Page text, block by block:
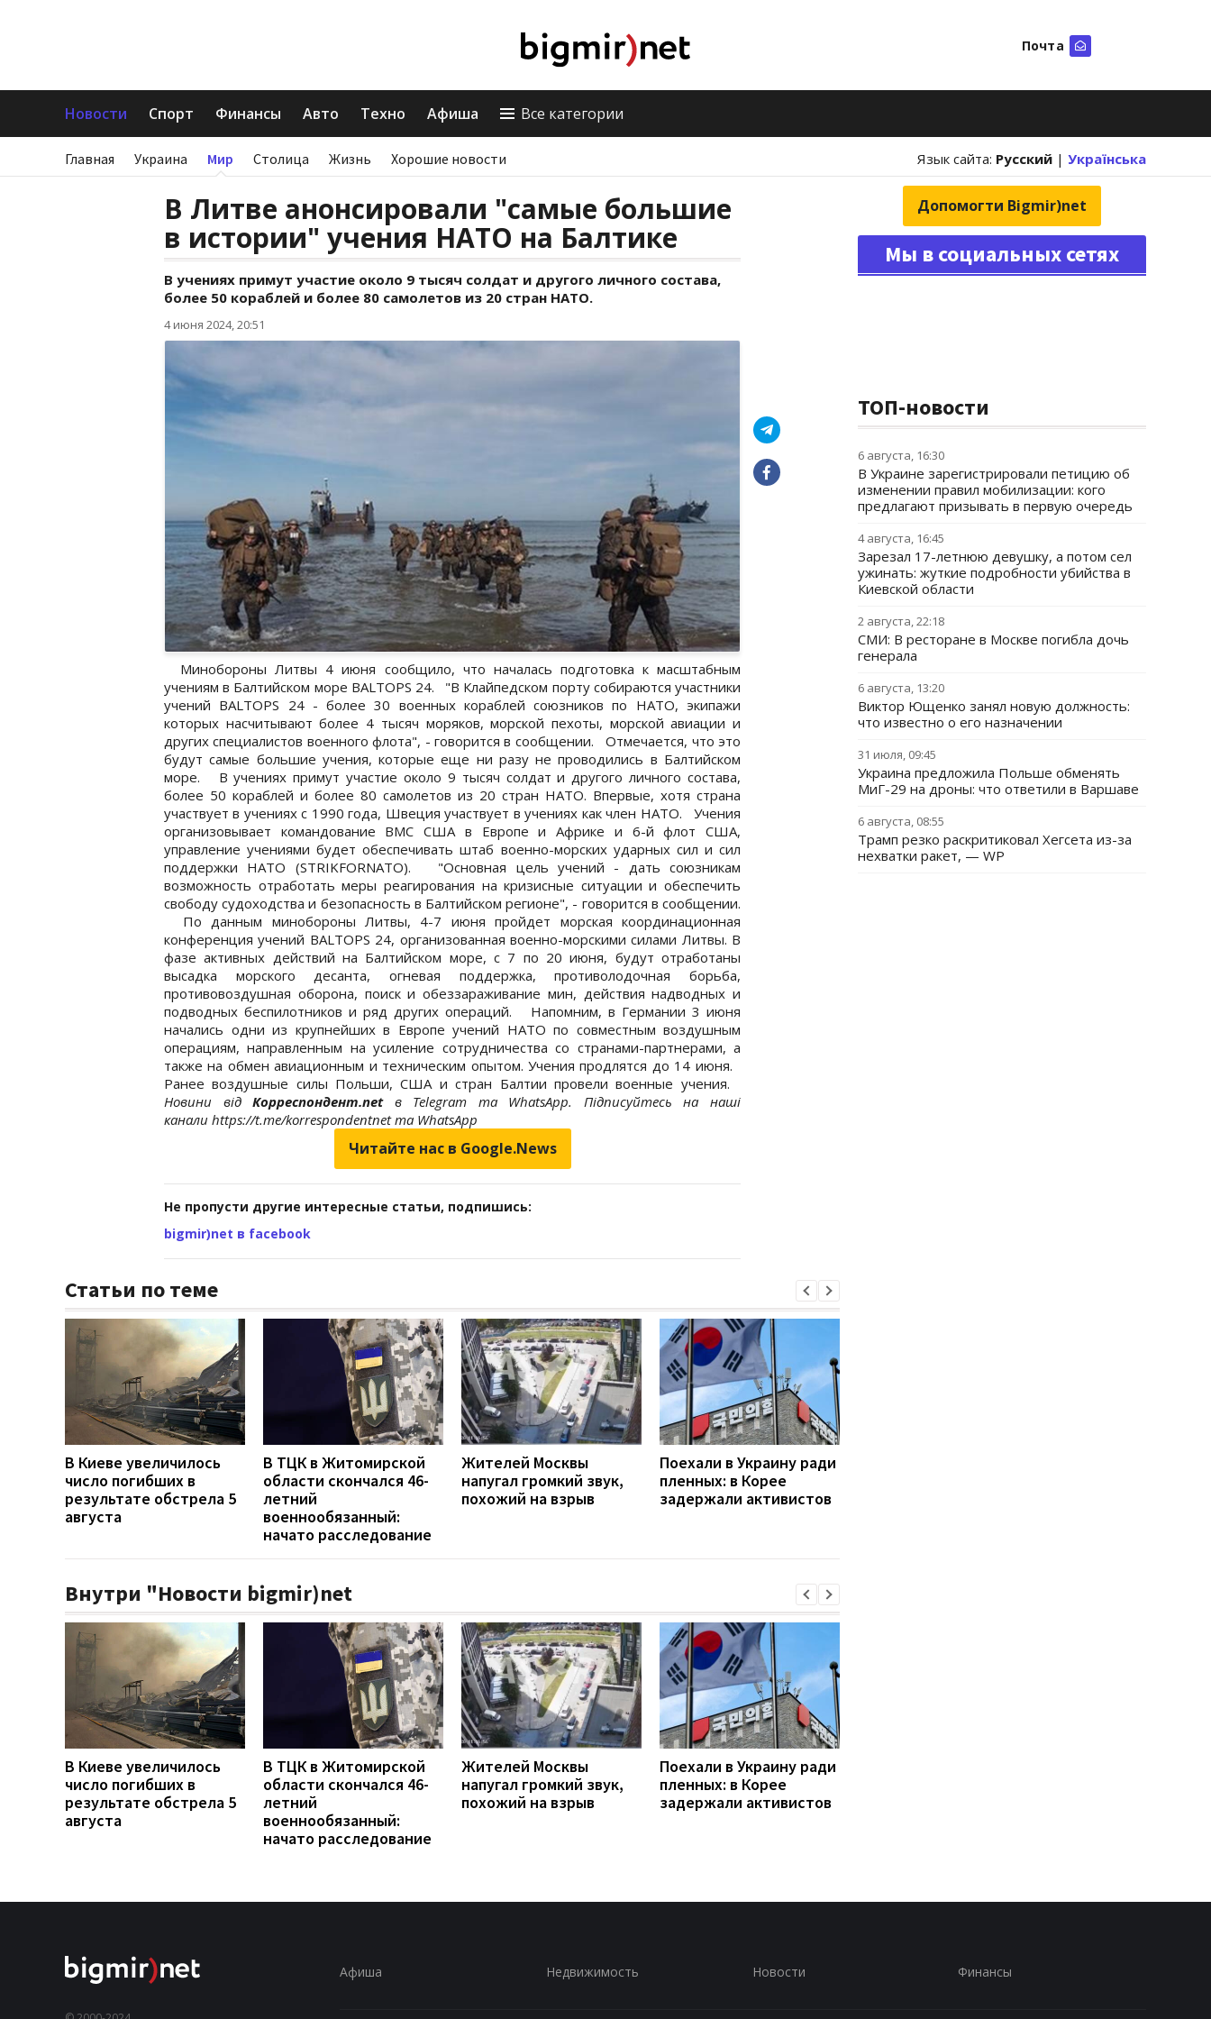
Почта
Новости Спорт Финансы Авто Техно Афиша Все категории
Главная Украина Мир Столица Жизнь Хорошие новости Язык сайта: Русский | Українська
В Литве анонсировали "самые большие
в истории" учения НАТО на Балтике
В учениях примут участие около 9 тысяч солдат и другого личного состава,
более 50 кораблей и более 80 самолетов из 20 стран НАТО.
4 июня 2024, 20:51
Минобороны Литвы 4 июня сообщило, что началась подготовка к масштабным
учениям в Балтийском море BALTOPS 24. "В Клайпедском порту собираются участники
учений BALTOPS 24 - более 30 военных кораблей союзников по НАТО, экипажи
которых насчитывают более 4 тысяч моряков, морской пехоты, морской авиации и
других специалистов военного флота", - говорится в сообщении. Отмечается, что это
будут самые большие учения, которые еще ни разу не проводились в Балтийском
море. В учениях примут участие около 9 тысяч солдат и другого личного состава,
более 50 кораблей и более 80 самолетов из 20 стран НАТО. Впервые, хотя страна
участвует в учениях с 1990 года, Швеция участвует в учениях как член НАТО. Учения
организовывает командование ВМС США в Европе и Африке и 6-й флот США,
управление учениями будет обеспечивать штаб военно-морских ударных сил и сил
поддержки НАТО (STRIKFORNATO). "Основная цель учений - дать союзникам
возможность отработать меры реагирования на кризисные ситуации и обеспечить
свободу судоходства и безопасность в Балтийском регионе", - говорится в сообщении.
По данным минобороны Литвы, 4-7 июня пройдет морская координационная
конференция учений BALTOPS 24, организованная военно-морскими силами Литвы. В
фазе активных действий на Балтийском море, с 7 по 20 июня, будут отработаны
высадка морского десанта, огневая поддержка, противолодочная борьба,
противовоздушная оборона, поиск и обеззараживание мин, действия надводных и
подводных беспилотников и ряд других операций. Напомним, в Германии 3 июня
начались одни из крупнейших в Европе учений НАТО по совместным воздушным
операциям, направленным на усиление сотрудничества со странами-партнерами, а
также на обмен авиационным и техническим опытом. Учения продлятся до 14 июня.
Ранее воздушные силы Польши, США и стран Балтии провели военные учения.
Новини відКорреспондент.netв Telegram та WhatsApp. Підписуйтесь на наші
канали https://t.me/korrespondentnet та WhatsApp
Читайте нас в Google.News
Не пропусти другие интересные статьи, подпишись:
bigmir)net в facebook
Статьи по теме
В Киеве увеличилось
число погибших в
результате обстрела 5
августа
В ТЦК в Житомирской
области скончался 46-
летний
военнообязанный:
начато расследование
Жителей Москвы
напугал громкий звук,
похожий на взрыв
Поехали в Украину ради
пленных: в Корее
задержали активистов
Внутри "Новости bigmir)net
В Киеве увеличилось
число погибших в
результате обстрела 5
августа
В ТЦК в Житомирской
области скончался 46-
летний
военнообязанный:
начато расследование
Жителей Москвы
напугал громкий звук,
похожий на взрыв
Поехали в Украину ради
пленных: в Корее
задержали активистов
Допомогти Bigmir)net
Мы в социальных сетях
ТОП-новости
6 августа, 16:30
В Украине зарегистрировали петицию об
изменении правил мобилизации: кого
предлагают призывать в первую очередь
4 августа, 16:45
Зарезал 17-летнюю девушку, а потом сел
ужинать: жуткие подробности убийства в
Киевской области
2 августа, 22:18
СМИ: В ресторане в Москве погибла дочь
генерала
6 августа, 13:20
Виктор Ющенко занял новую должность:
что известно о его назначении
31 июля, 09:45
Украина предложила Польше обменять
МиГ-29 на дроны: что ответили в Варшаве
6 августа, 08:55
Трамп резко раскритиковал Хегсета из-за
нехватки ракет, — WP
Афиша Недвижимость Новости Финансы